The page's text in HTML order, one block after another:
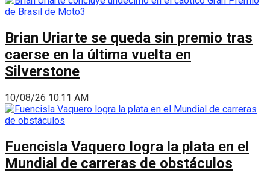
Brian Uriarte se queda sin premio tras
caerse en la última vuelta en
Silverstone
10/08/26 10:11 AM
Fuencisla Vaquero logra la plata en el
Mundial de carreras de obstáculos